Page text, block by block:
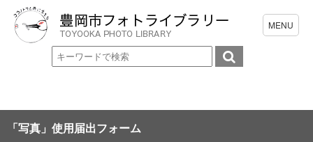
「写真」使用届出フォーム